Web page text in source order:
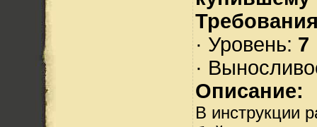
· Уровень: 7
·
Описание:
В инструкции